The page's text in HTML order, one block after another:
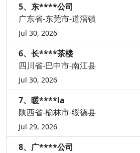
5、东****公司
广东省-东莞市-道滘镇
Jul 30, 2026
6、长****茶楼
四川省-巴中市-南江县
Jul 30, 2026
7、暖****la
陕西省-榆林市-绥德县
Jul 29, 2026
8、广****公司